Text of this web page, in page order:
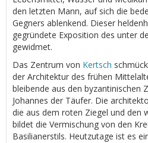
den letzten Mann, auf sich die
Gegners ablenkend. Dieser
gegründete Exposition des unter
gewidmet.
Das Zentrum von Kertsch
der Architektur des frühen
bleibende aus den byzantinischen
Johannes der Täufer. Die
die aus dem roten Ziegel und den
bildet die Vermischung von den
Basilianerstils. Heutzutage ist es